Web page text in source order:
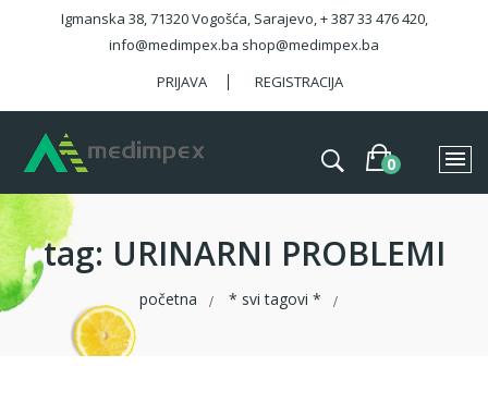
Igmanska 38, 71320 Vogošća, Sarajevo, + 387 33 476 420,
info@medimpex.ba shop@medimpex.ba
PRIJAVA
REGISTRACIJA
tag: URINARNI PROBLEMI
početna * svi tagovi *